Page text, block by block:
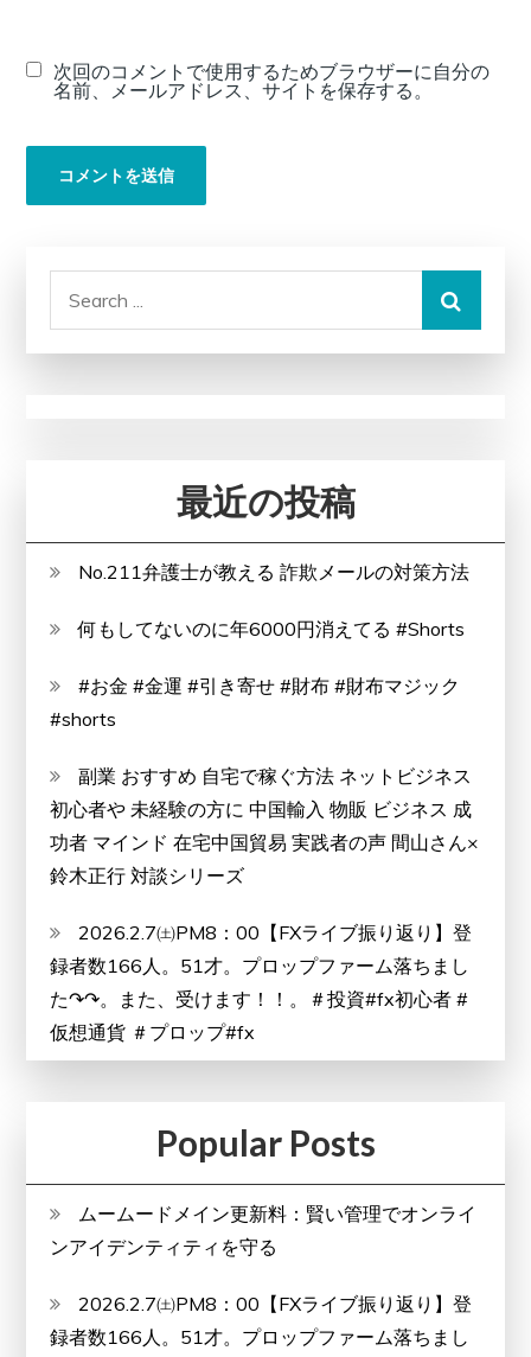
次回のコメントで使用するためブラウザーに自分の
名前、メールアドレス、サイトを保存する。
最近の投稿
No.211弁護士が教える 詐欺メールの対策方法
何もしてないのに年6000円消えてる #Shorts
#お金 #金運 #引き寄せ #財布 #財布マジック
#shorts
副業 おすすめ 自宅で稼ぐ方法 ネットビジネス
初心者や 未経験の方に 中国輸入 物販 ビジネス 成
功者 マインド 在宅中国貿易 実践者の声 間山さん×
鈴木正行 対談シリーズ
2026.2.7㈯PM8：00【FXライブ振り返り】登
録者数166人。51才。プロップファーム落ちまし
た↷↷。また、受けます！！。＃投資#fx初心者 #
仮想通貨 ＃プロップ#fx
Popular Posts
ムームードメイン更新料：賢い管理でオンライ
ンアイデンティティを守る
2026.2.7㈯PM8：00【FXライブ振り返り】登
録者数166人。51才。プロップファーム落ちまし